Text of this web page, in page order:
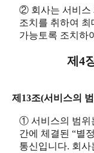
② 회사는 서비스
조치를 취하여 최
가능토록 조치하
제4
제13조(서비스의
① 서비스의 범위
간에 체결된 “별
통신입니다. 회